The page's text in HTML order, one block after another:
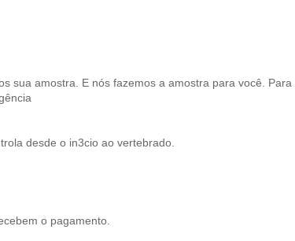
sua amostra. E nós fazemos a amostra para você.
desde o in3cio ao vertebrado.
o pagamento.